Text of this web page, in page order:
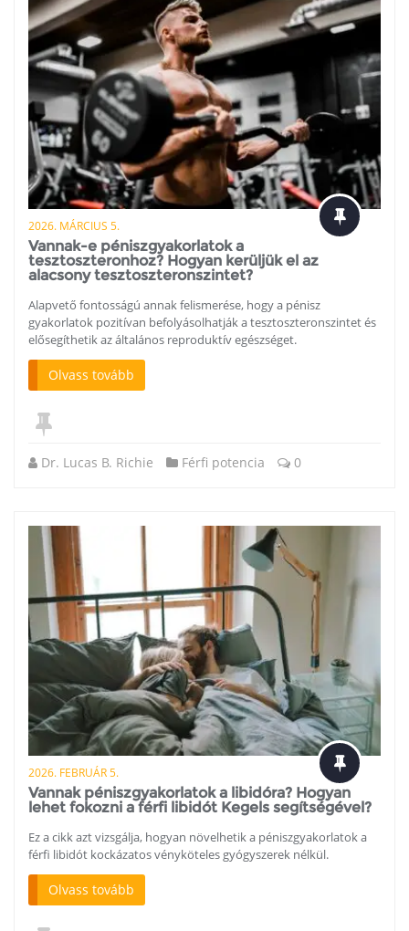
2026. MÁRCIUS 5.
Vannak-e péniszgyakorlatok a
tesztoszteronhoz? Hogyan kerüljük el az
alacsony tesztoszteronszintet?
Alapvető fontosságú annak felismerése, hogy a pénisz
gyakorlatok pozitívan befolyásolhatják a tesztoszteronszintet és
elősegíthetik az általános reproduktív egészséget.
Olvass tovább
Dr. Lucas B. Richie Férfi potencia 0
2026. FEBRUÁR 5.
Vannak péniszgyakorlatok a libidóra? Hogyan
lehet fokozni a férfi libidót Kegels segítségével?
Ez a cikk azt vizsgálja, hogyan növelhetik a péniszgyakorlatok a
férfi libidót kockázatos vényköteles gyógyszerek nélkül.
Olvass tovább